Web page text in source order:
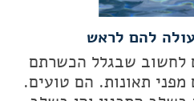
להם לראש
לחשוב שבגלל הכשרתם
מפני תאונות. הם טועים.